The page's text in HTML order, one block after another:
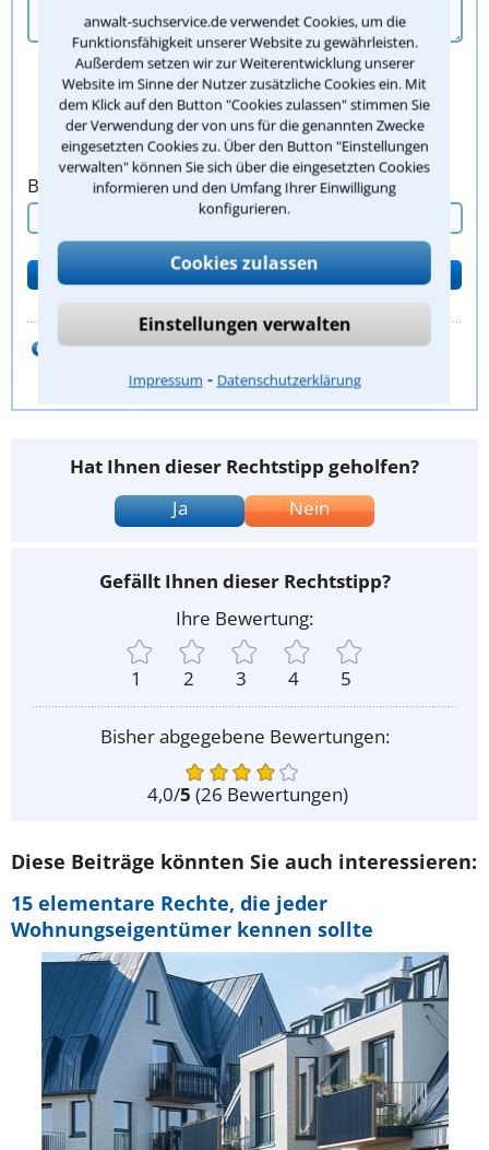
anwalt-suchservice.de verwendet Cookies, um die
Funktionsfähigkeit unserer Website zu gewährleisten.
Außerdem setzen wir zur Weiterentwicklung unserer
Website im Sinne der Nutzer zusätzliche Cookies ein. Mit
dem Klick auf den Button "Cookies zulassen" stimmen Sie
der Verwendung der von uns für die genannten Zwecke
eingesetzten Cookies zu. Über den Button "Einstellungen
verwalten" können Sie sich über die eingesetzten Cookies
informieren und den Umfang Ihrer Einwilligung
konfigurieren.
Cookies zulassen
Einstellungen verwalten
Impressum ⁃ Datenschutzerklärung
Bitte Sicherheitscode eingeben.
zum Kanzleiprofil von
Rechtsanwalt Norbert Monschau
Hat Ihnen dieser Rechtstipp geholfen?
Ja
Nein
Gefällt Ihnen dieser Rechtstipp?
Ihre Bewertung:
1 2 3 4 5
Bisher abgegebene Bewertungen:
4,0/5 (26 Bewertungen)
Diese Beiträge könnten Sie auch interessieren:
15 elementare Rechte, die jeder
Wohnungseigentümer kennen sollte